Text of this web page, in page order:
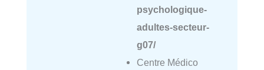
psychologique-
adultes-secteur-
g07/
Centre Médico